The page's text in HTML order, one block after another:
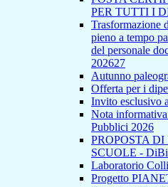
PER TUTTI I
Trasformazione
pieno a tempo
del personale
202627
Autunno
Offerta per i
Invito esclusivo
Nota
Pubblici 2026
PROPOSTA
SCUOLE -
Laboratorio
Progetto